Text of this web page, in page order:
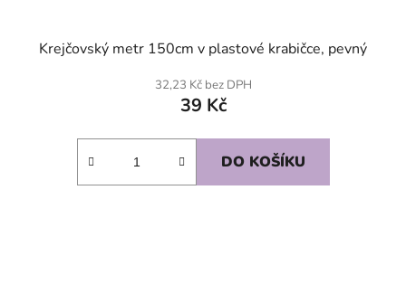
Krejčovský metr 150cm v plastové krabičce, pevný
32,23 Kč bez DPH
39 Kč
DO KOŠÍKU